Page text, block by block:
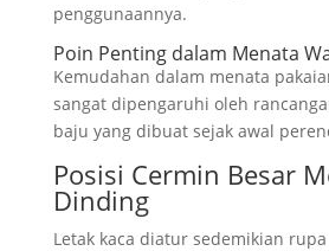
penggunaannya.
Poin Penting dalam Menata
Kemudahan dalam menata
sangat dipengaruhi oleh
baju yang dibuat sejak awal
Posisi Cermin Besar
Dinding
Letak kaca diatur sedemikian